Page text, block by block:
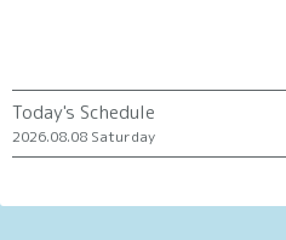
Today's Schedule
2026.08.08 Saturday